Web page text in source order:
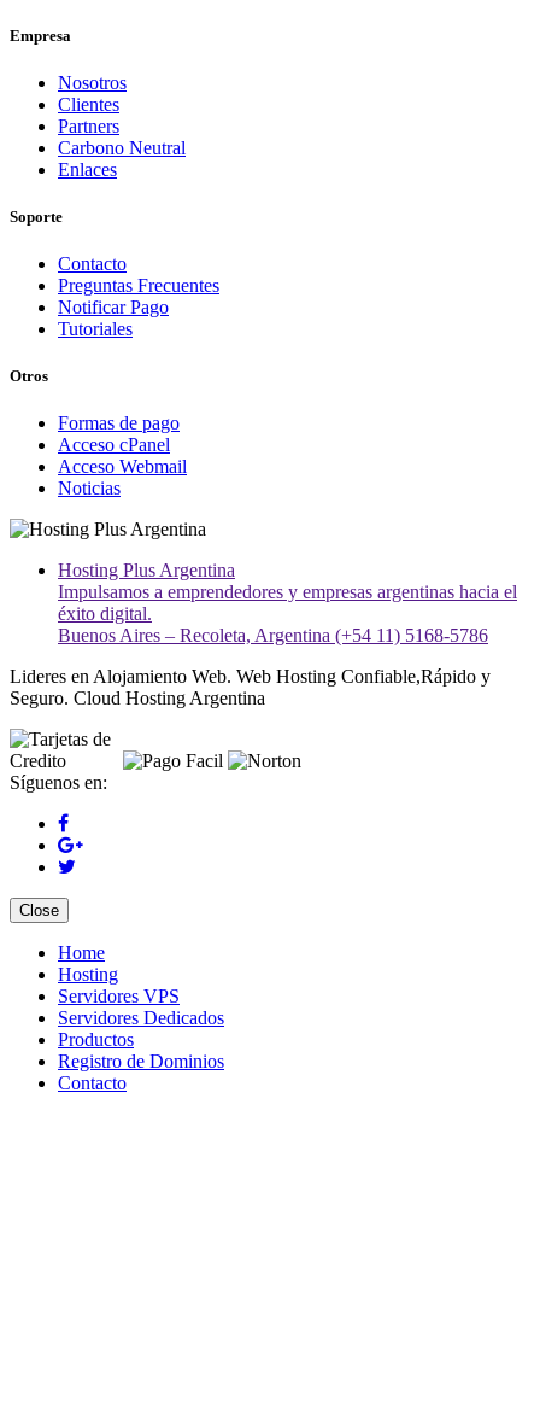
Empresa
Nosotros
Clientes
Partners
Carbono Neutral
Enlaces
Soporte
Contacto
Preguntas Frecuentes
Notificar Pago
Tutoriales
Otros
Formas de pago
Acceso cPanel
Acceso Webmail
Noticias
Hosting Plus Argentina
Impulsamos a emprendedores y empresas argentinas hacia el
éxito digital.
Buenos Aires – Recoleta, Argentina (+54 11) 5168-5786
Lideres en Alojamiento Web. Web Hosting Confiable,Rápido y
Seguro. Cloud Hosting Argentina
Síguenos en:
Close
Home
Hosting
Servidores VPS
Servidores Dedicados
Productos
Registro de Dominios
Contacto